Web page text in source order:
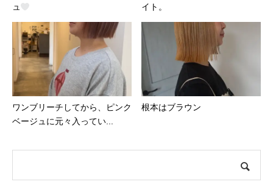
ュ
イト。
ワンブリーチしてから、ピンク
ベージュに元々入ってい...
根本はブラウン